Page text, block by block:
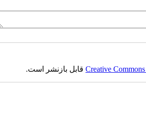
Creativeقابل بازنشر است.